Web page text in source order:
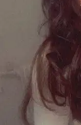
Sur son profil et son
ou héberge à ces dates.
si votre animal sera en
puissiez confirmer que
Romans-sur-
chiffres
Les espaces verts de la
Espaces pour chiens
espaces pour chiens